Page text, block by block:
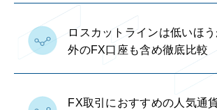
ロスカットラインは低いほ
外のFX口座も含め徹底比較
FX取引におすすめの人気通